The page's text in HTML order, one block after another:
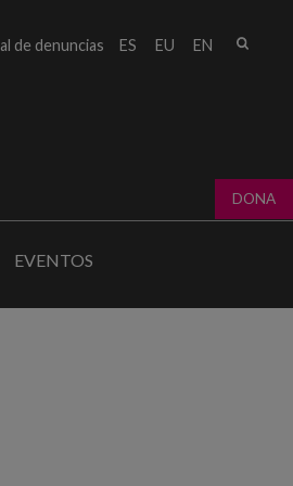
ES EU EN
de denuncias
DONA
EVENTOS